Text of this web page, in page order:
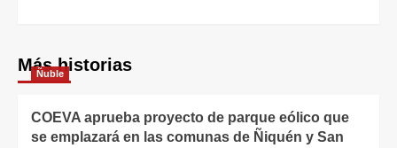
Más historias
Ñuble
COEVA aprueba proyecto de parque eólico que
se emplazará en las comunas de Ñiquén y San